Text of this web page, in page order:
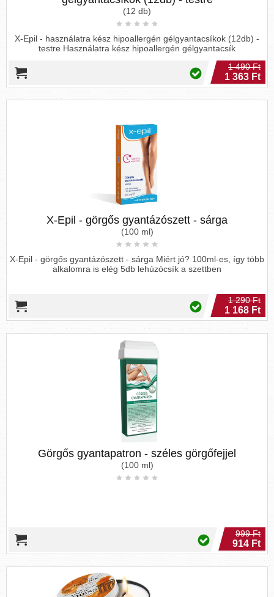
(12 db)
X-Epil - használatra kész hipoallergén gélgyantacsíkok (12db) -
testre Használatra kész hipoallergén gélgyantacsík
1 490 Ft
1 363 Ft
X-Epil - görgős gyantázószett - sárga
(100 ml)
X-Epil - görgős gyantázószett - sárga Miért jó? 100ml-es, így több
alkalomra is elég 5db lehúzócsík a szettben
1 290 Ft
1 168 Ft
Görgős gyantapatron - széles görgőfejjel
(100 ml)
999 Ft
914 Ft